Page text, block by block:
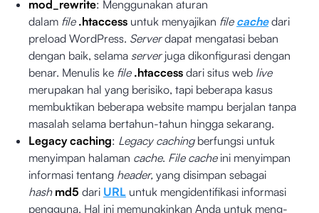
mod_rewrite: Menggunakan aturan
dalam file .htaccess untuk menyajikan file cachedari
preload WordPress. Serverdapat mengatasi beban
dengan baik, selama serverjuga dikonfigurasi dengan
benar. Menulis ke file .htaccess dari situs web live
merupakan hal yang berisiko, tapi beberapa kasus
membuktikan beberapa website mampu berjalan tanpa
masalah selama bertahun-tahun hingga sekarang.
Legacy caching: Legacy cachingberfungsi untuk
menyimpan halaman cache. File cache ini menyimpan
informasi tentang header, yang disimpan sebagai
hash md5 dari URL untuk mengidentifikasi informasi
pengguna. Hal ini memungkinkan Anda untuk meng-